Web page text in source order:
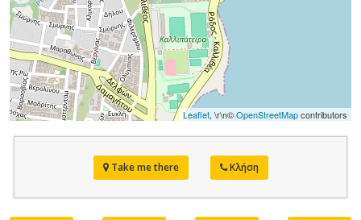
Leaflet, \r\n©OpenStreetMapcontributors
Take me there Κλήση